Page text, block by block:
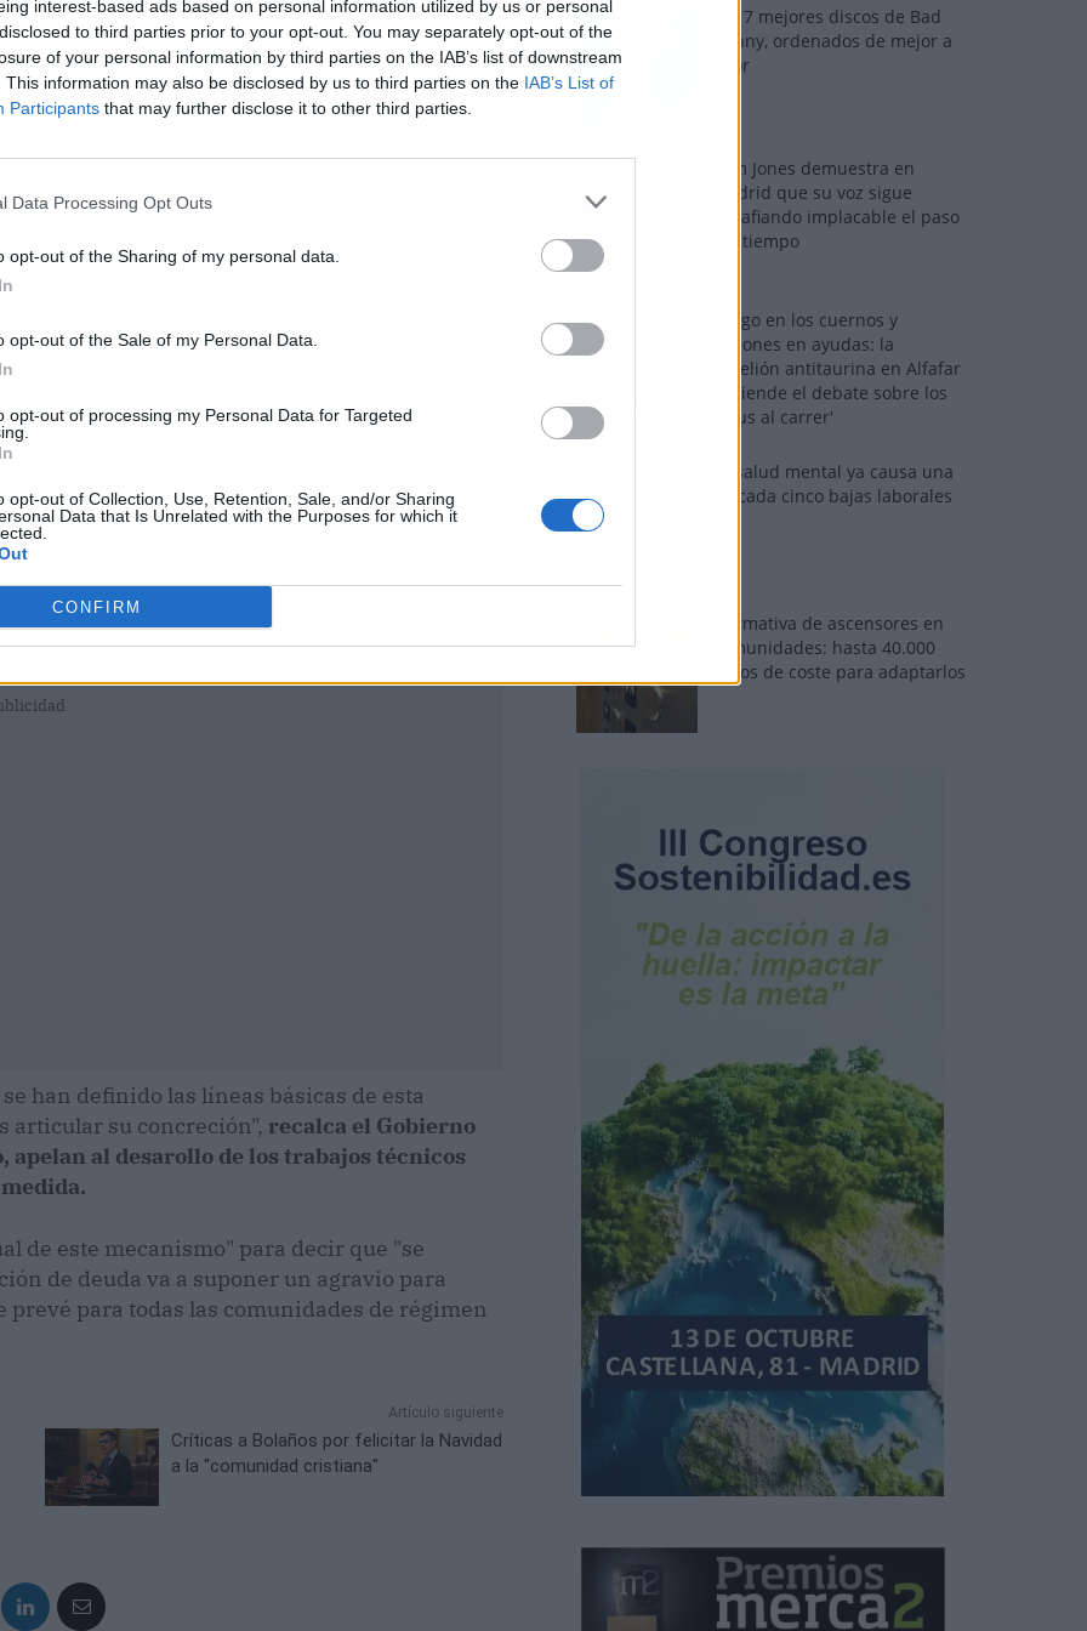
interest-based ads based on personal information utilized by us or personal
to third parties prior to your opt-out. You may separately opt-out of the
of your personal information by third parties on the IAB’s list of downstream
This information may also be disclosed by us to third parties on the IAB’s List of
Participants that may further disclose it to other third parties.
Data Processing Opt Outs
opt-out of the Sharing of my personal data.
opt-out of the Sale of my Personal Data.
opt-out of processing my Personal Data for Targeted
opt-out of Collection, Use, Retention, Sale, and/or Sharing
Data that Is Unrelated with the Purposes for which it
CONFIRM
parlamentaria formulada por la portavoz
sobre la asunción de deuda por parte del
de Pedro Sánchez.
ERC, que habla de una modificación legal
autonómica, aunque no hace referencia a
por Oriol Junqueras desveló que sería
de euros.
han definido las líneas básicas de esta
articular su concreción", recalca el Gobierno
al desarollo de los trabajos técnicos
de este mecanismo" para decir que "se
de deuda va a suponer un agravio para
para todas las comunidades de régimen
Artículo siguiente
Críticas a Bolaños por felicitar la Navidad
a la "comunidad cristiana"
Los 7 mejores discos de Bad
Bunny, ordenados de mejor a
peor
Tom Jones demuestra en
Madrid que su voz sigue
desafiando implacable el paso
del tiempo
Fuego en los cuernos y
millones en ayudas: la
rebelión antitaurina en Alfafar
enciende el debate sobre los
'bous al carrer'
La salud mental ya causa una
de cada cinco bajas laborales
Normativa de ascensores en
comunidades: hasta 40.000
euros de coste para adaptarlos